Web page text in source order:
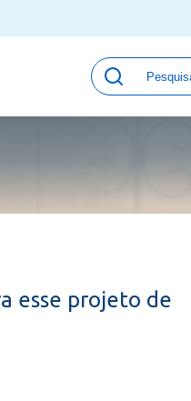
Moinhos
esse projeto de